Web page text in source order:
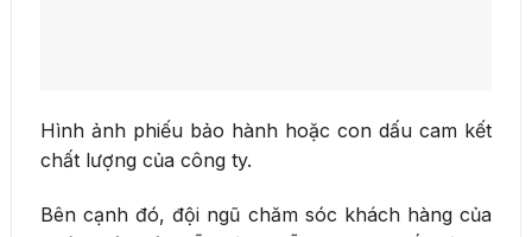
Hình ảnh phiếu bảo hành hoặc con dấu cam kết
chất lượng của công ty.
Bên cạnh đó, đội ngũ chăm sóc khách hàng của